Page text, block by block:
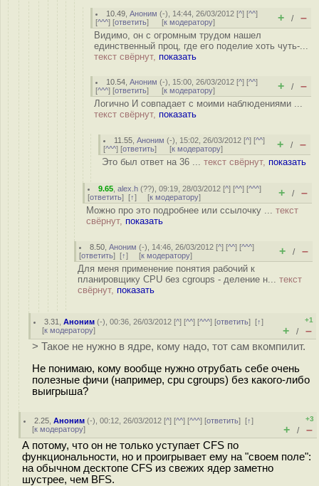
10.49 ,Аноним (-), 14:44, 26/03/2012 [^] [^^]
[^^^] [ответить] [к модератору] + / –
Видимо, он с огромным трудом нашел
единственный проц, где его поделие хоть чуть-...
текст свёрнут, показать
10.54 ,Аноним (-), 15:00, 26/03/2012 [^] [^^]
[^^^] [ответить] [к модератору] + / –
Логично И совпадает с моими наблюдениями ...
текст свёрнут, показать
11.55 ,Аноним (-), 15:02, 26/03/2012 [^] [^^]
[^^^] [ответить] [к модератору] + / –
Это был ответ на 36 ... текст свёрнут, показать
9.65 ,alex.h (??), 09:19, 28/03/2012 [^] [^^] [^^^]
[ответить] [↑] [к модератору] + / –
Можно про это подробнее или ссылочку ... текст
свёрнут, показать
8.50 ,Аноним (-), 14:46, 26/03/2012 [^] [^^] [^^^]
[ответить] [↑] [к модератору] + / –
Для меня применение понятия рабочий к
планировщику CPU без cgroups - деление н... текст
свёрнут, показать
3.31 ,Аноним (-), 00:36, 26/03/2012 [^] [^^] [^^^] [ответить][↑]
[к модератору]
+1
+ / –
> Такое не нужно в ядре, кому надо, тот сам вкомпилит.
Не понимаю, кому вообще нужно отрубать себе очень
полезные фичи (например, cpu cgroups) без какого-либо
выигрыша?
2.25 ,Аноним (-), 00:12, 26/03/2012 [^] [^^] [^^^] [ответить][↑]
[к модератору]
+3
+ / –
А потому, что он не только уступает CFS по
функциональности, но и проигрывает ему на "своем поле":
на обычном десктопе CFS из свежих ядер заметно
шустрее, чем BFS.